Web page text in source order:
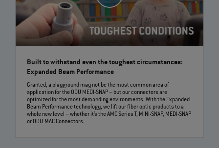
Built to withstand even the toughest circumstances:
Expanded Beam Performance
Granted, a playground may not be the most common area of
application for the ODU MEDI-SNAP – but our connectors are
optimized for the most demanding environments. With the Expanded
Beam Performance technology, we lift our fiber optic products to a
whole new level – whether it’s the AMC Series T, MINI-SNAP, MEDI-SNAP
or ODU-MAC Connectors.